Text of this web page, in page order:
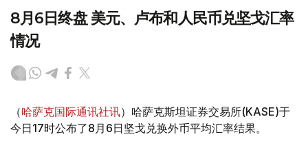
8月6日终盘 美元、卢布和人民币兑坚戈汇率
情况
（哈萨克国际通讯社讯）哈萨克斯坦证券交易所(KASE)于
今日17时公布了8月6日坚戈兑换外币平均汇率结果。